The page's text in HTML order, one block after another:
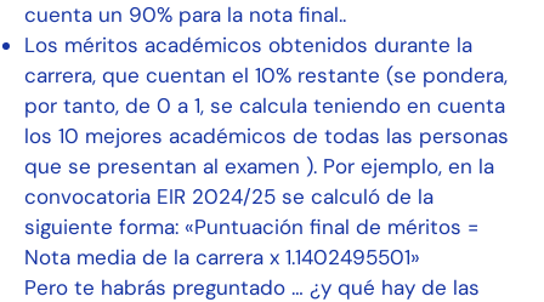
cuenta un 90% para la nota final..
Los méritos académicos obtenidos durante la
carrera, que cuentan el 10% restante (se pondera,
por tanto, de 0 a 1, se calcula teniendo en cuenta
los 10 mejores académicos de todas las personas
que se presentan al examen ). Por ejemplo, en la
convocatoria EIR 2024/25 se calculó de la
siguiente forma: «Puntuación final de méritos =
Nota media de la carrera x 1.1402495501»
Pero te habrás preguntado … ¿y qué hay de las